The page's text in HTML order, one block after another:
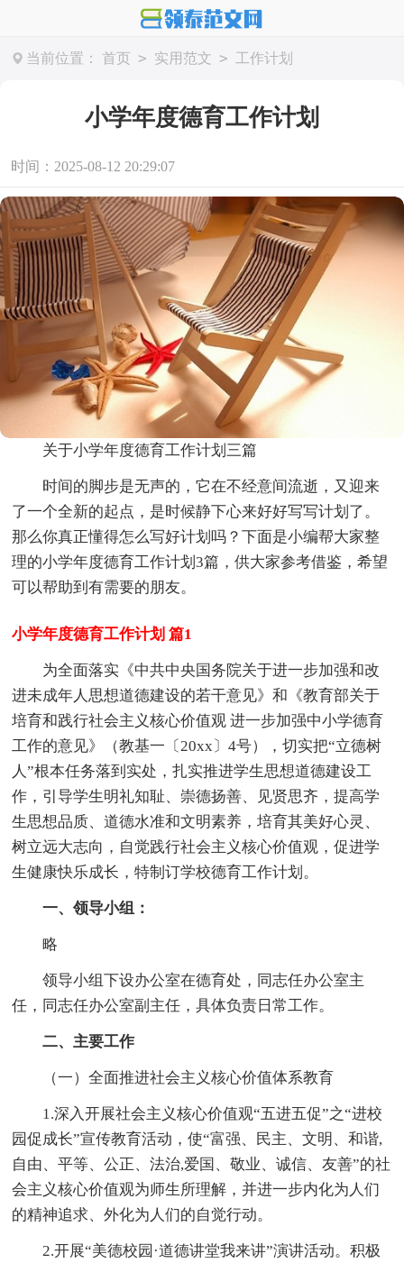
当前位置： 首页 > 实用范文 > 工作计划
小学年度德育工作计划
时间：2025-08-12 20:29:07
关于小学年度德育工作计划三篇
时间的脚步是无声的，它在不经意间流逝，又迎来
了一个全新的起点，是时候静下心来好好写写计划了。
那么你真正懂得怎么写好计划吗？下面是小编帮大家整
理的小学年度德育工作计划3篇，供大家参考借鉴，希望
可以帮助到有需要的朋友。
小学年度德育工作计划 篇1
为全面落实《中共中央国务院关于进一步加强和改
进未成年人思想道德建设的若干意见》和《教育部关于
培育和践行社会主义核心价值观 进一步加强中小学德育
工作的意见》（教基一〔20xx〕4号），切实把“立德树
人”根本任务落到实处，扎实推进学生思想道德建设工
作，引导学生明礼知耻、崇德扬善、见贤思齐，提高学
生思想品质、道德水准和文明素养，培育其美好心灵、
树立远大志向，自觉践行社会主义核心价值观，促进学
生健康快乐成长，特制订学校德育工作计划。
一、领导小组：
略
领导小组下设办公室在德育处，同志任办公室主
任，同志任办公室副主任，具体负责日常工作。
二、主要工作
（一）全面推进社会主义核心价值体系教育
1.深入开展社会主义核心价值观“五进五促”之“进校
园促成长”宣传教育活动，使“富强、民主、文明、和谐,
自由、平等、公正、法治,爱国、敬业、诚信、友善”的社
会主义核心价值观为师生所理解，并进一步内化为人们
的精神追求、外化为人们的自觉行动。
2.开展“美德校园·道德讲堂我来讲”演讲活动。积极